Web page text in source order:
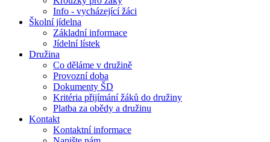
Info - vycházející žáci
Školní jídelna
Základní informace
Jídelní lístek
Družina
Co děláme v družině
Provozní doba
Dokumenty ŠD
Kritéria přijímání žáků do družiny
Platba za obědy a družinu
Kontakt
Kontaktní informace